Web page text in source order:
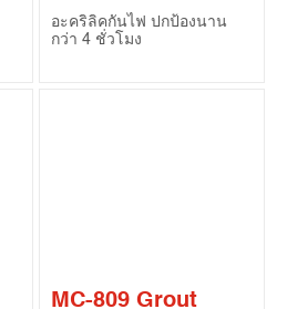
Gap Sealant – Fire
Rated)
อะคริลิคกันไฟ ปกป้องนาน
กว่า 4 ชั่วโมง
MC-809 Grout